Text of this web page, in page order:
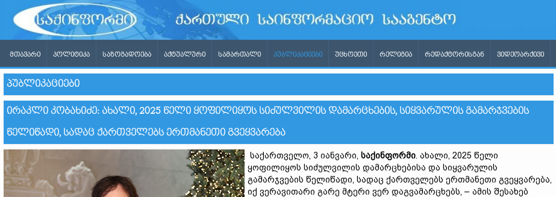
ᲛᲗᲐᲕᲐᲠᲘ ᲞᲝᲚᲘᲢᲘᲙᲐ ᲡᲐᲖᲝᲒᲐᲓᲝᲔᲑᲐ ᲐᲥᲢᲣᲐᲚᲣᲠᲘ ᲡᲐᲛᲐᲠᲗᲐᲚᲘ ᲞᲣᲑᲚᲘᲙᲐᲪᲘᲔᲑᲘ ᲣᲪᲮᲝᲔᲗᲘ ᲠᲔᲚᲘᲒᲘᲐ ᲠᲔᲓᲐᲥᲢᲝᲠᲘᲡᲒᲐᲜ ᲕᲘᲓᲔᲝᲐᲠᲥᲘᲕᲘ
ᲞᲣᲑᲚᲘᲙᲐᲪᲘᲔᲑᲘ
ᲘᲠᲐᲙᲚᲘ ᲙᲝᲑᲐᲮᲘᲫᲔ: ᲐᲮᲐᲚᲘ, 2025 ᲬᲔᲚᲘ ᲧᲝᲤᲘᲚᲘᲧᲝᲡ ᲡᲘᲫᲣᲚᲕᲘᲚᲘᲡ ᲓᲐᲛᲐᲠᲪᲮᲔᲑᲘᲡ, ᲡᲘᲧᲕᲐᲠᲣᲚᲘᲡ ᲒᲐᲛᲐᲠᲯᲕᲔᲑᲘᲡ
ᲬᲔᲚᲘᲬᲐᲓᲘ, ᲡᲐᲓᲐᲪ ᲥᲐᲠᲗᲕᲔᲚᲔᲑᲡ ᲔᲠᲗᲛᲐᲜᲔᲗᲘ ᲒᲕᲔᲧᲕᲐᲠᲔᲑᲐ
საქართველო, 3 იანვარი, საქინფორმი. ახალი, 2025 წელი
ყოფილიყოს სიძულვილის დამარცხებისა და სიყვარულის
გამარჯვების წელიწადი, სადაც ქართველებს ერთმანეთი გვეყვარება,
იქ ვერავითარი გარე მტერი ვერ დაგვამარცხებს, – ამის შესახებ